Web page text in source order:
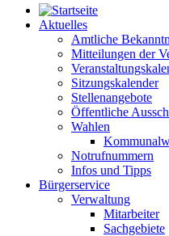
Aktuelles
Amtliche
Mitteilungen der
Sitzungskalender
Stellenangebote
Öffentliche
Wahlen
Notrufnummern
Infos und Tipps
Bürgerservice
Verwaltung
Mitarbeiter
Sachgebiete